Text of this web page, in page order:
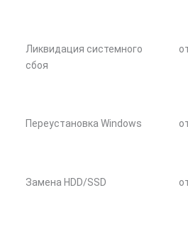
Ликвидация системного
сбоя
Переустановка Windows
Замена HDD/SSD